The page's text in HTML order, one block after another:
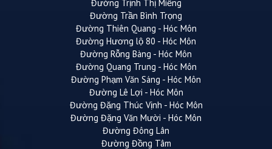
Đường Trịnh Thị Miếng
Đường Trần Bình Trọng
Đường Thiên Quang - Hóc Môn
Đường Hương lộ 80 - Hóc Môn
Đường Rỗng Bàng - Hóc Môn
Đường Quang Trung - Hóc Môn
Đường Phạm Văn Sáng - Hóc Môn
Đường Lê Lợi - Hóc Môn
Đường Đặng Thúc Vịnh - Hóc Môn
Đường Đặng Văn Mười - Hóc Môn
Đường Đông Lân
Đường Đồng Tâm